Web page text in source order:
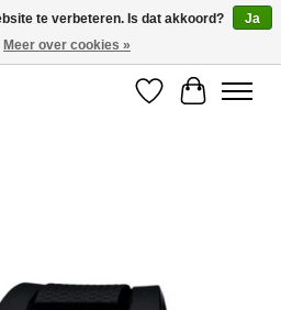
Verlanglijst
te verbeteren. Is dat akkoord?
Ja
Meer over cookies »